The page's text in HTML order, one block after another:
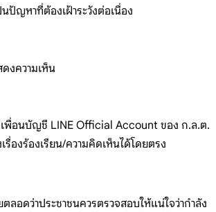
ปัญหาที่ต้องเฝ้าระวังต่อเนื่อง
งความเห็น
เพื่อนบัญชี LINE Official Account ของ ก.ล.ต.
รื่องร้องเรียน/ความคิดเห็นได้โดยตรง
ลอดว่าประชาชนควรตรวจสอบให้แน่ใจว่ากำลัง